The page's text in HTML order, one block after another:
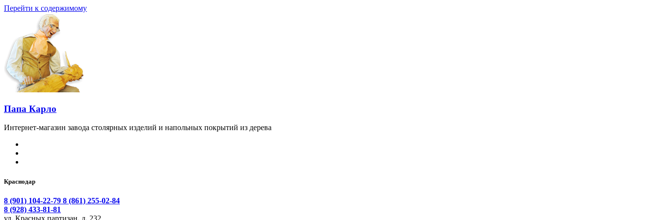
Перейти к содержимому
Папа Карло
Интернет-магазин завода столярных изделий и напольных покрытий из дерева
Краснодар
8 (901) 104-22-79 8 (861) 255-02-84
8 (928) 433-81-81
ул. Красных партизан, д. 232